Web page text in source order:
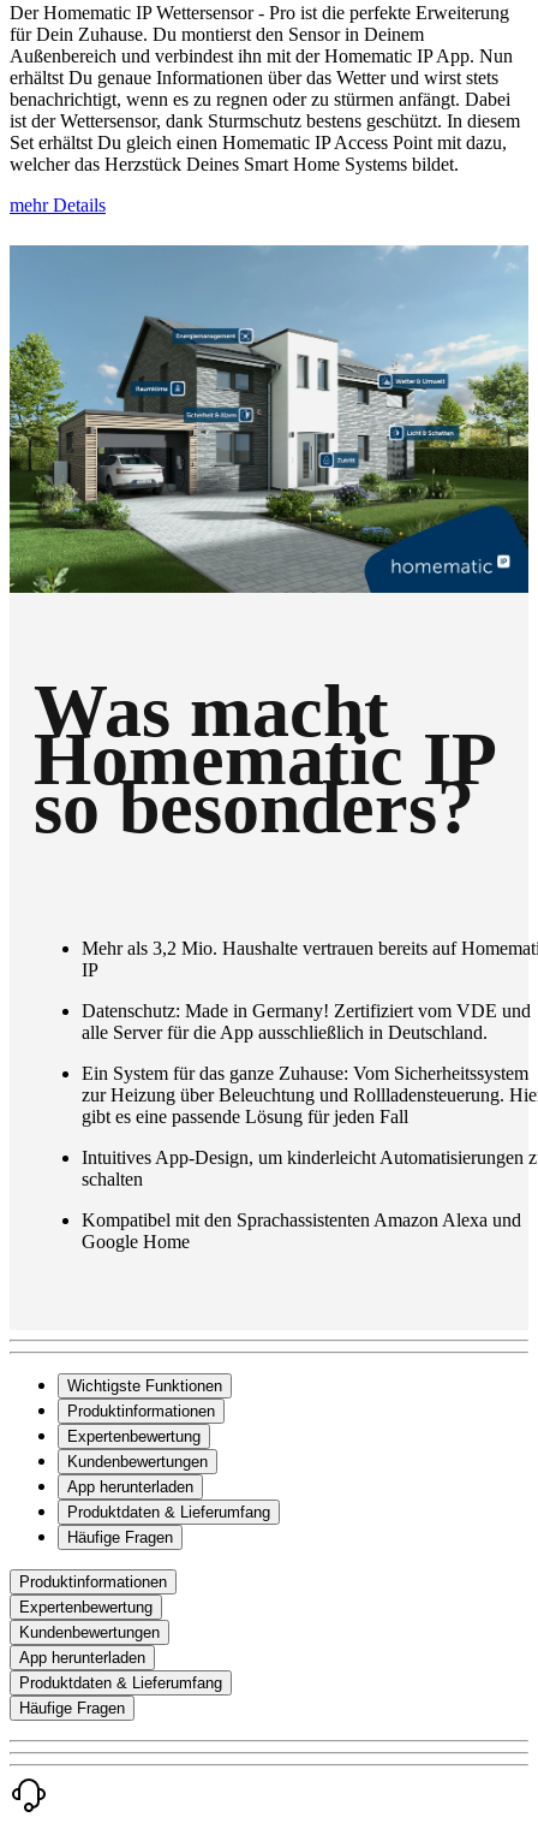
Der Homematic IP Wettersensor - Pro ist die perfekte Erweiterung
für Dein Zuhause. Du montierst den Sensor in Deinem
Außenbereich und verbindest ihn mit der Homematic IP App. Nun
erhältst Du genaue Informationen über das Wetter und wirst stets
benachrichtigt, wenn es zu regnen oder zu stürmen anfängt. Dabei
ist der Wettersensor, dank Sturmschutz bestens geschützt. In diesem
Set erhältst Du gleich einen Homematic IP Access Point mit dazu,
welcher das Herzstück Deines Smart Home Systems bildet.
mehr Details
Was macht
Homematic IP
so besonders?
Mehr als 3,2 Mio. Haushalte vertrauen bereits auf
IP
Datenschutz: Made in Germany! Zertifiziert vom VDE und
alle Server für die App ausschließlich in Deutschland.
Ein System für das ganze Zuhause: Vom Sicherheitssystem
zur Heizung über Beleuchtung und Rollladensteuerung.
gibt es eine passende Lösung für jeden Fall
Intuitives App-Design, um kinderleicht Automatisierungen
schalten
Kompatibel mit den Sprachassistenten Amazon Alexa und
Google Home
Wichtigste Funktionen
Produktinformationen
Expertenbewertung
Kundenbewertungen
App herunterladen
Produktdaten & Lieferumfang
Häufige Fragen
Produktinformationen
Expertenbewertung
Kundenbewertungen
App herunterladen
Produktdaten & Lieferumfang
Häufige Fragen